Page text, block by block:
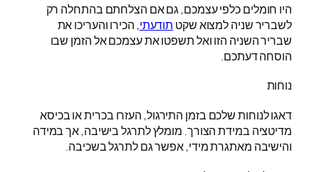
היו חומלים כלפי עצמכם, גם אם הצלחתם בהתחלה רק
לשבריר שניה למצוא שקט תודעתי, הכירו והעריכו את
שבריר השניה הזו ואל תשפטו את עצמכם אל הזמן שבו
הוסחה דעתכם.
נוחות
דאגו לנוחות שלכם בזמן התירגול, העזרו בכרית או בכיסא
מדיטציה במידת הצורך. מומלץ לתרגל בישיבה, אך במידה
והישיבה מאתגרת מידי, אפשר גם לתרגל בשכיבה.